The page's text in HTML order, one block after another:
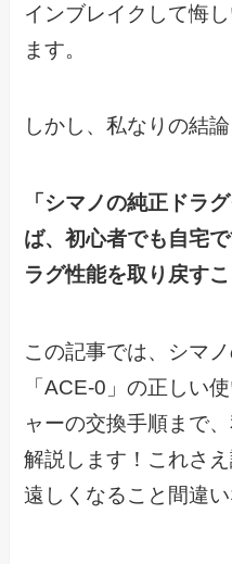
インブレイクして悔
ます。
しかし、私なりの結論
「シマノの純正ドラ
ば、初心者でも自宅
ラグ性能を取り戻すこ
この記事では、シマ
「ACE-0」の正しい
ャーの交換手順まで
解説します！これさ
遠しくなること間違い